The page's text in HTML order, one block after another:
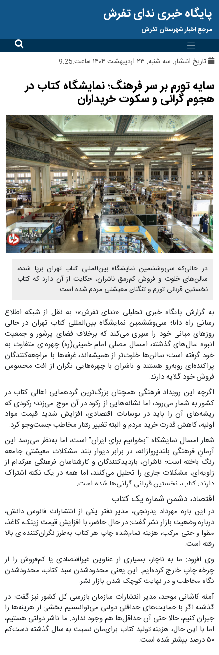
پایگاه خبری ندای تفرش
مرجع اخبار شهرستان تفرش
تاریخ انتشار: سه شنبه, ۲۳ اردیبهشت ۱۴۰۴ ساعت:9:25
سایه تورم بر سر فرهنگ؛ نمایشگاه کتاب در
هجوم گرانی و سکوت خریداران
در حالی‌که سی‌وششمین نمایشگاه بین‌المللی کتاب تهران برپا شده،
سالن‌های خلوت و فروش کم‌رمق ناشران، حکایت از آن دارد که کتاب
نخستین قربانی تورم و تنگنای معیشتی مردم شده است.
به گزارش پایگاه خبری تحلیلی «ندای تفرش»؛ به نقل از شبکه اطلاع
رسانی راه دانا؛ سی‌وششمین نمایشگاه بین‌المللی کتاب تهران در حالی
روزهای میانی خود را سپری می‌کند که برخلاف فضای پرشور و جمعیت
انبوه سال‌های گذشته، امسال مصلی امام خمینی(ره) چهره‌ای متفاوت به
خود گرفته است؛ سالن‌ها خلوت‌تر از همیشه‌اند، غرفه‌ها با مراجعه‌کنندگان
پراکنده‌ای روبه‌رو هستند و ناشران با چهره‌هایی نگران از افت محسوس
فروش خود گلایه دارند.
اگرچه این رویداد فرهنگی همچنان بزرگ‌ترین گردهمایی اهالی کتاب در
کشور به شمار می‌رود، اما نشانه‌هایی از رکود در آن موج می‌زند؛ رکودی که
ریشه‌های آن را باید در نوسانات اقتصادی، افزایش شدید قیمت مواد
اولیه، کاهش قدرت خرید مردم و البته تغییر رفتار مخاطب جست‌وجو کرد.
شعار امسال نمایشگاه “بخوانیم برای ایران” است، اما به‌نظر می‌رسد این
آرمانِ فرهنگی بلندپروازانه، در برابر دیوار بلند مشکلات معیشتی جامعه
رنگ باخته است؛ ناشران، بازدیدکنندگان و کارشناسان فرهنگی هرکدام از
زاویه‌ای، مشکلات جاری را تحلیل می‌کنند، اما همه در یک نکته اشتراک
دارند: کتاب، نخستین قربانی گرانی‌ها شده است.
اقتصاد، دشمن شماره یک کتاب
در این باره مهرداد یدرنجی، مدیر دفتر یکی از انتشارات فانوس دانش،
درباره وضعیت بازار نشر گفت: در حال حاضر، با افزایش قیمت زینک، کاغذ،
مقوا و حتی مرکب، هزینه تمام‌شده چاپ هر کتاب به‌طرز نگران‌کننده‌ای بالا
رفته است.
وی افزود: ما به ناچار، بسیاری از عناوین غیراقتصادی یا کم‌فروش را از
چرخه چاپ خارج کرده‌ایم. این یعنی محدودشدن سبد کتاب، محدودشدن
نگاه مخاطب و در نهایت کوچک شدن بازار نشر.
آمنه کاشانی موحد، مدیر انتشارات سازمان بازرسی کل کشور نیز گفت: در
گذشته اگر با حمایت‌های حداقلی دولتی می‌توانستیم بخشی از هزینه‌ها را
جبران کنیم، حالا حتی آن حداقل‌ها هم وجود ندارد. ما ناشر دولتی هستیم،
اما با این حال، هزینه تولید کتاب برای‌مان نسبت به سال گذشته دست‌کم
۵۰ درصد بیشتر شده است.